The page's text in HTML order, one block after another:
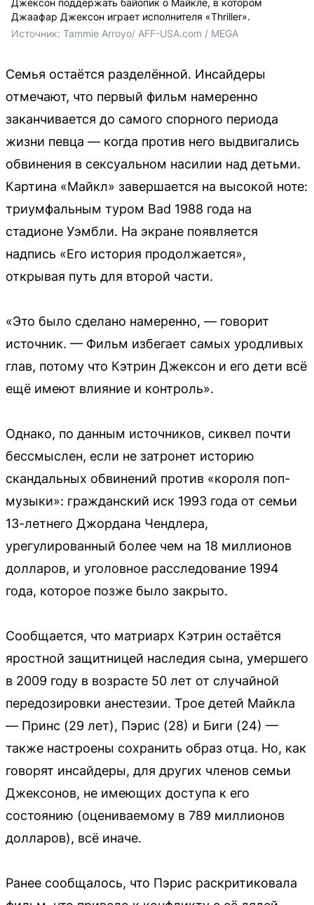
Джексон поддержать байопик о Майкле, в котором
Джаафар Джексон играет исполнителя «Thriller».
Источник: Tammie Arroyo/ AFF-USA.com / MEGA
Семья остаётся разделённой. Инсайдеры
отмечают, что первый фильм намеренно
заканчивается до самого спорного периода
жизни певца — когда против него выдвигались
обвинения в сексуальном насилии над детьми.
Картина «Майкл» завершается на высокой ноте:
триумфальным туром Bad 1988 года на
стадионе Уэмбли. На экране появляется
надпись «Его история продолжается»,
открывая путь для второй части.
«Это было сделано намеренно, — говорит
источник. — Фильм избегает самых уродливых
глав, потому что Кэтрин Джексон и его дети всё
ещё имеют влияние и контроль».
Однако, по данным источников, сиквел почти
бессмыслен, если не затронет историю
скандальных обвинений против «короля поп-
музыки»: гражданский иск 1993 года от семьи
13-летнего Джордана Чендлера,
урегулированный более чем на 18 миллионов
долларов, и уголовное расследование 1994
года, которое позже было закрыто.
Сообщается, что матриарх Кэтрин остаётся
яростной защитницей наследия сына, умершего
в 2009 году в возрасте 50 лет от случайной
передозировки анестезии. Трое детей Майкла
— Принс (29 лет), Пэрис (28) и Биги (24) —
также настроены сохранить образ отца. Но, как
говорят инсайдеры, для других членов семьи
Джексонов, не имеющих доступа к его
состоянию (оцениваемому в 789 миллионов
долларов), всё иначе.
Ранее сообщалось, что Пэрис раскритиковала